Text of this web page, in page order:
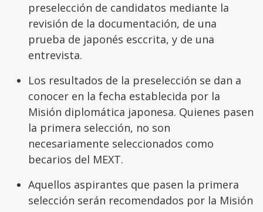
preselección de candidatos mediante la
revisión de la documentación, de una
prueba de japonés esccrita, y de una
entrevista.
Los resultados de la preselección se dan a
conocer en la fecha establecida por la
Misión diplomática japonesa. Quienes pasen
la primera selección, no son
necesariamente seleccionados como
becarios del MEXT.
Aquellos aspirantes que pasen la primera
selección serán recomendados por la Misión